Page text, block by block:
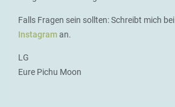
Falls Fragen sein sollten: Schreibt mich bei
Instagraman.
LG
Eure Pichu Moon